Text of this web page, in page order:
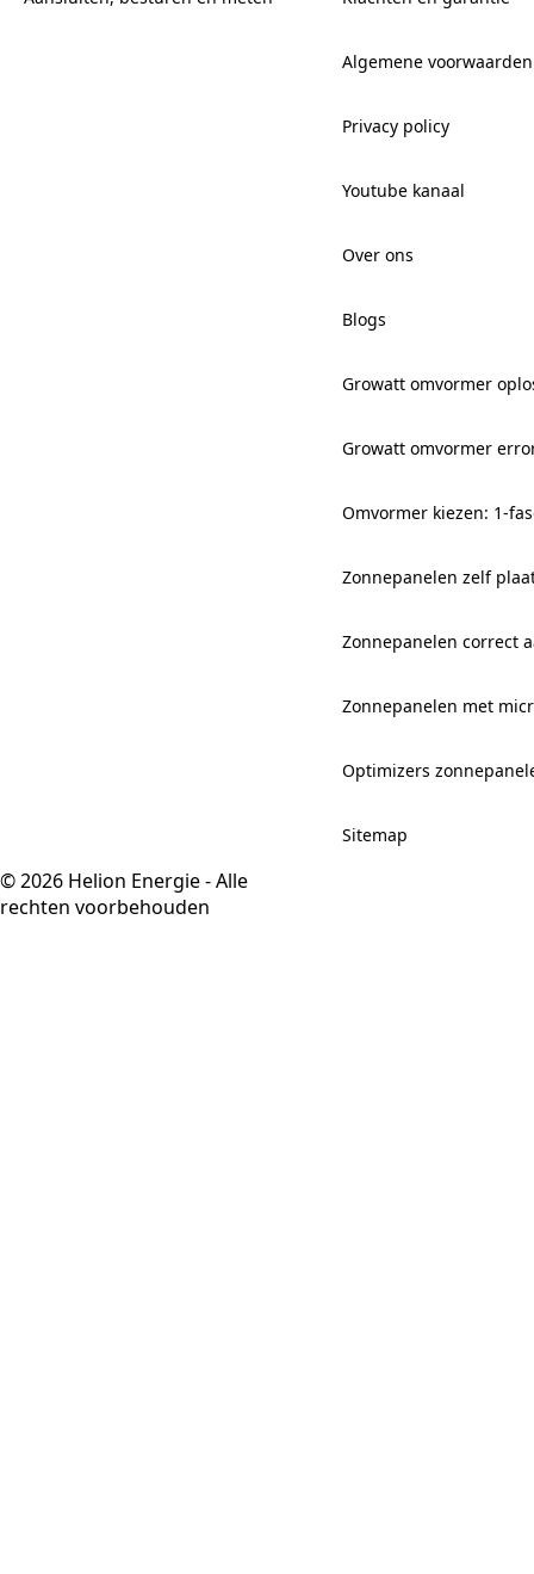
Algemene voorwaarden
Privacy policy
Youtube kanaal
Over ons
Blogs
Growatt omvormer
Growatt omvormer
Omvormer kiezen: 1-
Zonnepanelen zelf
Zonnepanelen correct
Zonnepanelen met
Optimizers
Sitemap
© 2026 Helion Energie - Alle
rechten voorbehouden